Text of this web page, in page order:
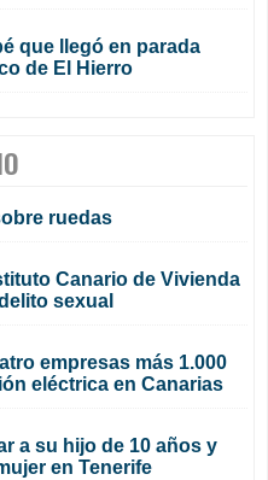
que llegó en parada
de El Hierro
ruedas
Canario de Vivienda
sexual
empresas más 1.000
eléctrica en Canarias
a su hijo de 10 años y
en Tenerife